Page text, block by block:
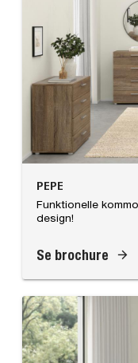
PEPE
Funktionelle
design!
Se brochure